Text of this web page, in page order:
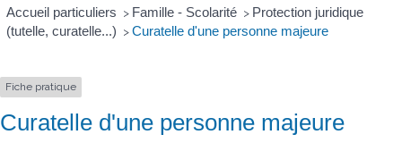
Accueil particuliers > Famille - Scolarité > Protection juridique
(tutelle, curatelle...) > Curatelle d'une personne majeure
Fiche pratique
Curatelle d'une personne majeure